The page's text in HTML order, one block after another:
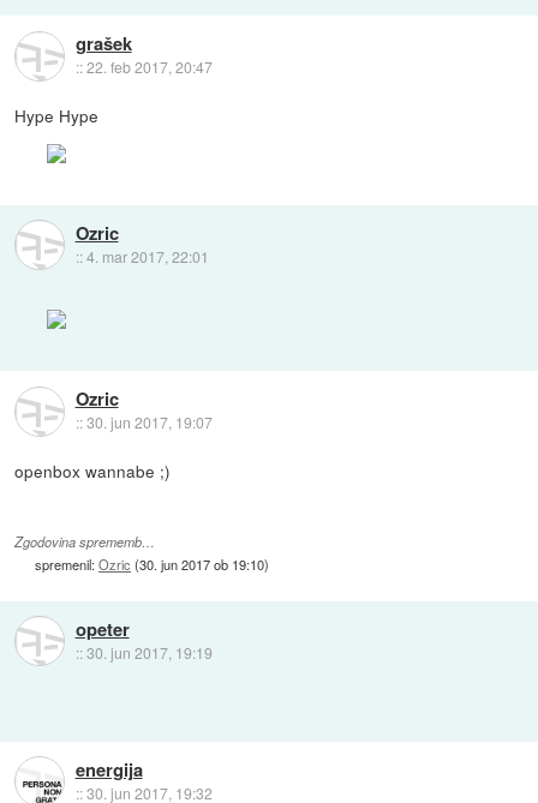
grašek
::22. feb 2017, 20:47
Hype Hype
Ozric
::4. mar 2017, 22:01
Ozric
::30. jun 2017, 19:07
openbox wannabe ;)
Zgodovina sprememb…
spremenil:Ozric (30. jun 2017 ob 19:10)
opeter
::30. jun 2017, 19:19
energija
::30. jun 2017, 19:32